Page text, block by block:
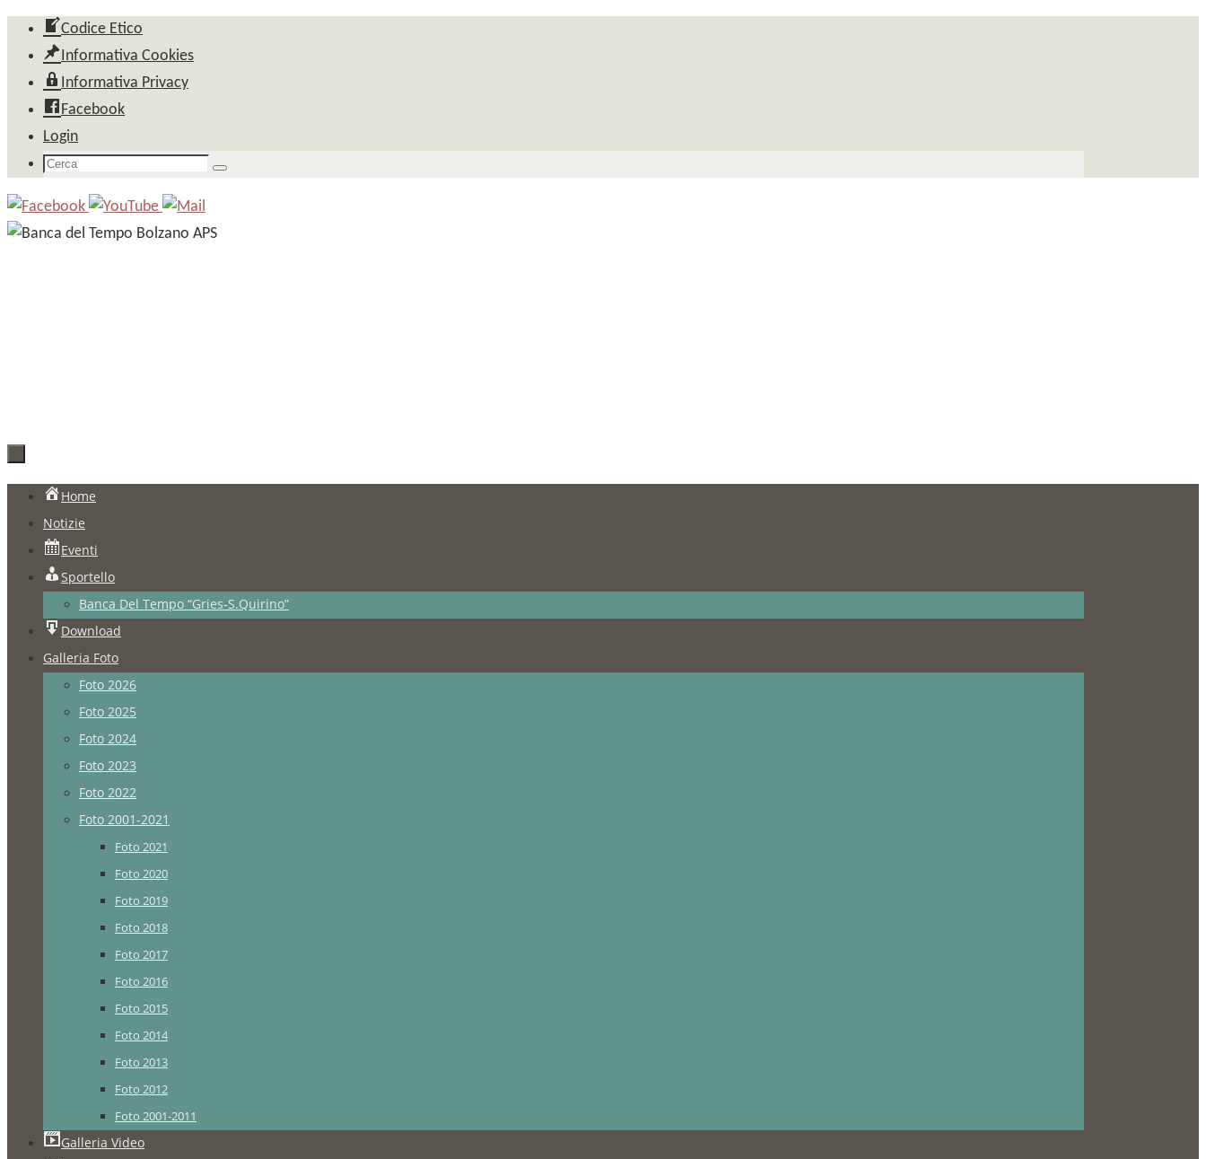
Salta
contenuto
Codice Etico
Informativa Cookies
Informativa Privacy
Facebook
Login
Cerca
Cerca
Salta
contenuto
Home
Notizie
Eventi
Sportello
Banca Del Tempo “Gries-S.Quirino”
Download
Galleria Foto
Foto 2026
Foto 2025
Foto 2024
Foto 2023
Foto 2022
Foto 2001-2021
Foto 2021
Foto 2020
Foto 2019
Foto 2018
Foto 2017
Foto 2016
Foto 2015
Foto 2014
Foto 2013
Foto 2012
Foto 2001-2011
Galleria Video